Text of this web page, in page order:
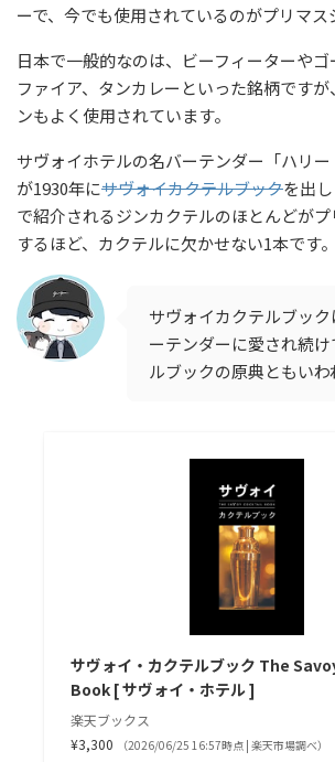
ーで、今でも使用されているのがプリマス
日本で一般的なのは、ビーフィーターや
ファイア、タンカレーといった銘柄です
ンもよく使用されています。
サヴォイホテルの名バーテンダー「ハリ
が1930年にサヴォイカクテルブックを出
で紹介されるジンカクテルのほとんどが
するほど、カクテルに欠かせない1本です。
サヴォイカクテルブッ
ーテンダーに愛され続
ルブックの原典ともいわ
サヴォイ・カクテルブック The
Book [ サヴォイ・ホテル ]
楽天ブックス
¥3,300
（2026/06/25 16:57時点 | 楽天市場調べ）